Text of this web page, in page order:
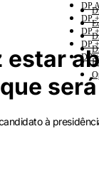
DP
DP
DP
DP
DP
estar
à